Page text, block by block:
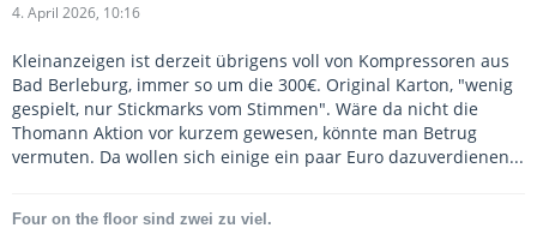
4. April 2026, 10:16
Kleinanzeigen ist derzeit übrigens voll von Kompressoren aus
Bad Berleburg, immer so um die 300€. Original Karton, "wenig
gespielt, nur Stickmarks vom Stimmen". Wäre da nicht die
Thomann Aktion vor kurzem gewesen, könnte man Betrug
vermuten. Da wollen sich einige ein paar Euro dazuverdienen...
Four on the floor sind zwei zu viel.